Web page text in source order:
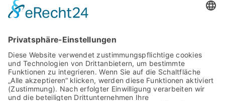
Riesenfeldstraße 89
Telefon: +49 89 301001
Fax: +49 89 301002
Email:verwaltung@spedition-
fieger.de